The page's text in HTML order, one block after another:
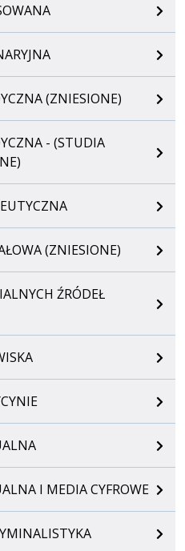
(ZNIESIONE)
- (STUDIA
(ZNIESIONE)
ŹRÓDEŁ
I MEDIA CYFROWE